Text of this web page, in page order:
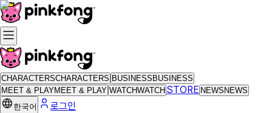
CHARACTERSCHARACTERS BUSINESS BUSINESS
MEET & PLAYMEET & PLAY WATCHWATCH STORE NEWS NEWS
한국어
로그인